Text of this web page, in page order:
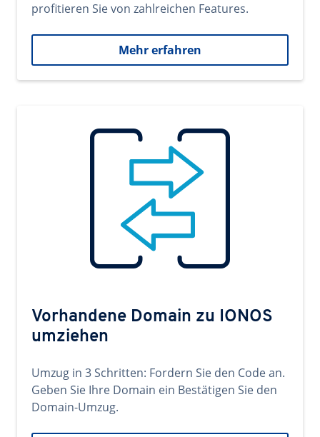
profitieren Sie von zahlreichen Features.
Mehr erfahren
Vorhandene Domain zu IONOS
umziehen
Umzug in 3 Schritten: Fordern Sie den Code an.
Geben Sie Ihre Domain ein Bestätigen Sie den
Domain-Umzug.